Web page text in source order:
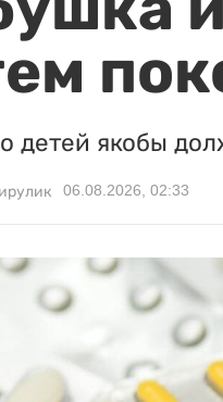
детей якобы
06.08.2026, 02:33